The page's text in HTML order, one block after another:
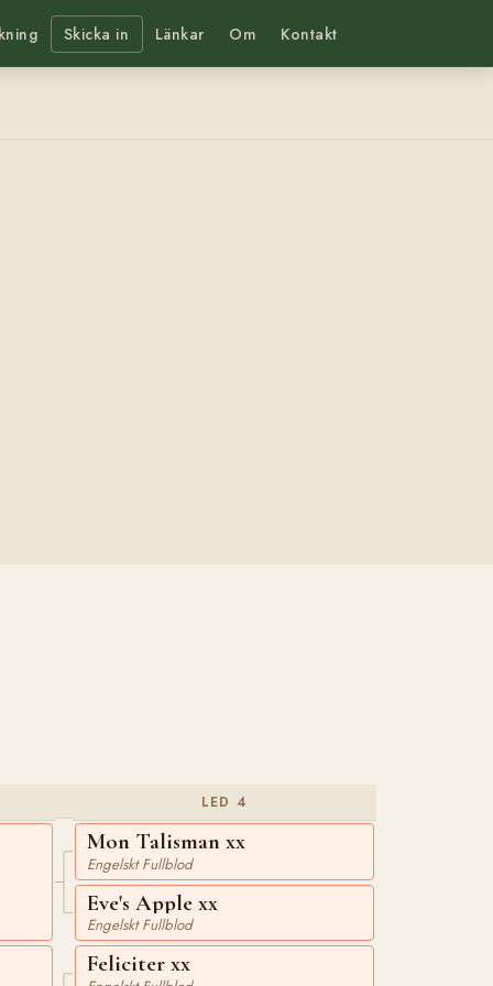
Skicka in Länkar Om Kontakt
LED 4
Mon Talisman xx
Engelskt Fullblod
Eve's Apple xx
Engelskt Fullblod
Feliciter xx